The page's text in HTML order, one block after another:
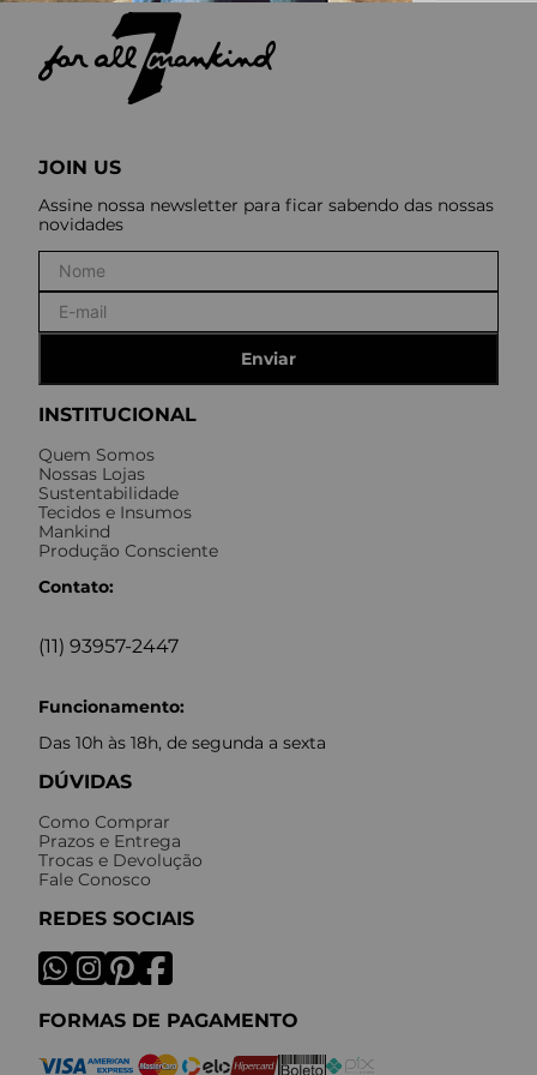
INSTITUCIONAL
Quem Somos
Nossas Lojas
Sustentabilidade
Tecidos e Insumos
Mankind
Produção Consciente
Contato:
(11) 93957-2447
Funcionamento:
Das 10h às 18h, de segunda a sexta
DÚVIDAS
Como Comprar
Prazos e Entrega
Trocas e Devolução
Fale Conosco
REDES SOCIAIS
FORMAS DE PAGAMENTO
JOIN US
Assine nossa newsletter para ficar sabendo das nossas
novidades
Enviar